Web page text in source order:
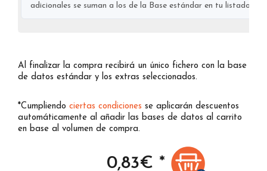
adicionales se suman a los de la Base estándar en tu listado
Al finalizar la compra recibirá un único fichero con la base
de datos estándar y los extras seleccionados.
*Cumpliendo ciertas condiciones se aplicarán descuentos
automáticamente al añadir las bases de datos al carrito
en base al volumen de compra.
0,83€ *